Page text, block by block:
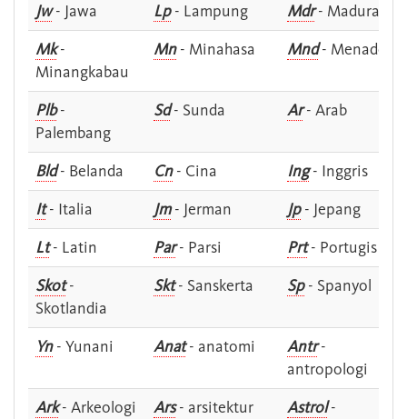
Jw- Jawa Lp- Lampung Mdr- Madura
Mk-
Minangkabau
Mn- Minahasa Mnd- Menado
Plb-
Palembang
Sd- Sunda Ar- Arab
Bld- Belanda Cn- Cina Ing- Inggris
It- Italia Jm- Jerman Jp- Jepang
Lt- Latin Par- Parsi Prt- Portugis
Skot-
Skotlandia
Skt- Sanskerta Sp- Spanyol
Yn- Yunani Anat- anatomi Antr-
antropologi
Ark- Arkeologi Ars- arsitektur Astrol-